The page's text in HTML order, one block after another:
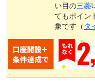
い目の三菱
てもポイン
象です（ タ